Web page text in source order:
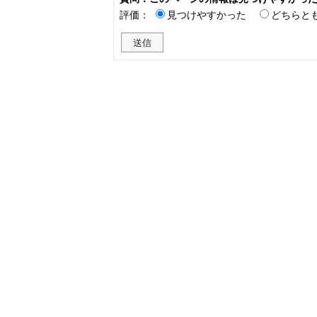
評価：
見つけやすかった どちらと